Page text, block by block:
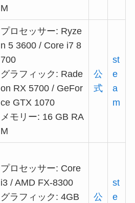
M
プロセッサー: Ryze
n 5 3600 / Core i7 8
700
グラフィック: Rade
on RX 5700 / GeFor
ce GTX 1070
メモリー: 16 GB RA
M
公
式
st
e
a
m
プロセッサー: Core
i3 / AMD FX-8300
グラフィック: 4GB
公
st
e